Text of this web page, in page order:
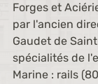
Forges et
par l'ancien
Gaudet de
spécialités de
Marine : rails